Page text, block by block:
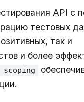
API с
тестовых
так и
и более
scoping